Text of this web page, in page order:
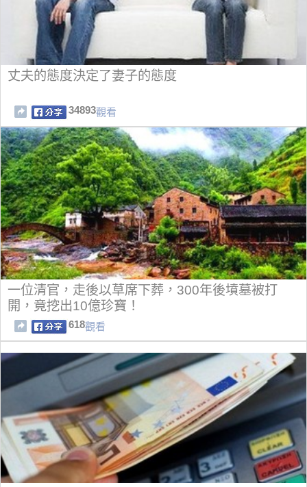
丈夫的態度決定了妻子的態度
34893觀看
一位清官，走後以草席下葬，300年後墳墓被打
開，竟挖出10億珍寶！
618觀看